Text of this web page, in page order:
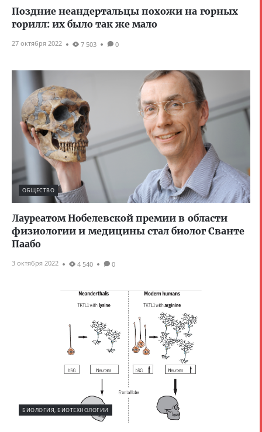
Поздние неандертальцы похожи на горных
горилл: их было так же мало
27 октября 2022 7 503 0
ОБЩЕСТВО
Лауреатом Нобелевской премии в области
физиологии и медицины стал биолог Сванте
Паабо
3 октября 2022 4 540 0
БИОЛОГИЯ, БИОТЕХНОЛОГИИ